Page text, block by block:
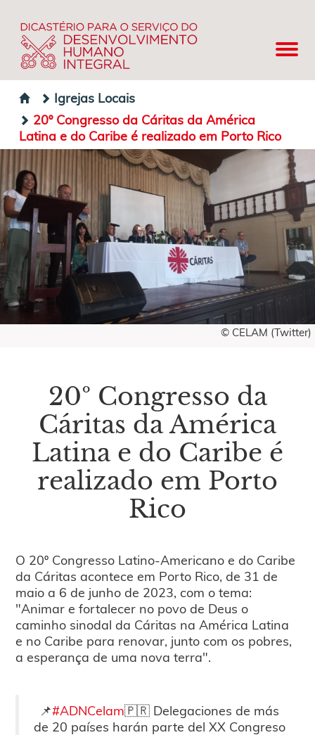
Igrejas Locais
20º Congresso da Cáritas da América
Latina e do Caribe é realizado em Porto Rico
© CELAM (Twitter)
20º Congresso da
Cáritas da América
Latina e do Caribe é
realizado em Porto
Rico
O 20º Congresso Latino-Americano e do Caribe
da Cáritas acontece em Porto Rico, de 31 de
maio a 6 de junho de 2023, com o tema:
"Animar e fortalecer no povo de Deus o
caminho sinodal da Cáritas na América Latina
e no Caribe para renovar, junto com os pobres,
a esperança de uma nova terra".
📌#ADNCelam🇵🇷 Delegaciones de más
de 20 países harán parte del XX Congreso